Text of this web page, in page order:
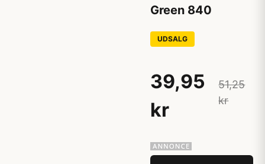
Green 840
UDSALG
39,95
kr
51,25
kr